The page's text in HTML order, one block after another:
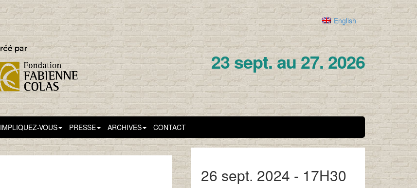
English
23 sept. au 27. 2026
IMPLIQUEZ-VOUS PRESSE ARCHIVES CONTACT
26 sept. 2024 - 17H30